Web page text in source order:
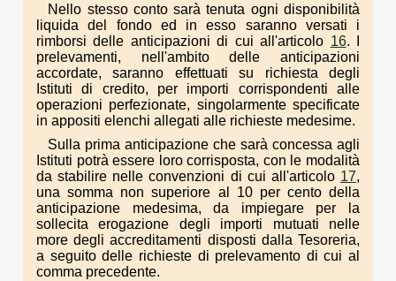
Nello stesso conto sarà tenuta ogni disponibilità
liquida del fondo ed in esso saranno versati i
rimborsi delle anticipazioni di cui all'articolo 16. I
prelevamenti, nell'ambito delle anticipazioni
accordate, saranno effettuati su richiesta degli
Istituti di credito, per importi corrispondenti alle
operazioni perfezionate, singolarmente specificate
in appositi elenchi allegati alle richieste medesime.
Sulla prima anticipazione che sarà concessa agli
Istituti potrà essere loro corrisposta, con le modalità
da stabilire nelle convenzioni di cui all'articolo 17,
una somma non superiore al 10 per cento della
anticipazione medesima, da impiegare per la
sollecita erogazione degli importi mutuati nelle
more degli accreditamenti disposti dalla Tesoreria,
a seguito delle richieste di prelevamento di cui al
comma precedente.